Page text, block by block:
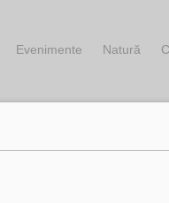
Evenimente Natură